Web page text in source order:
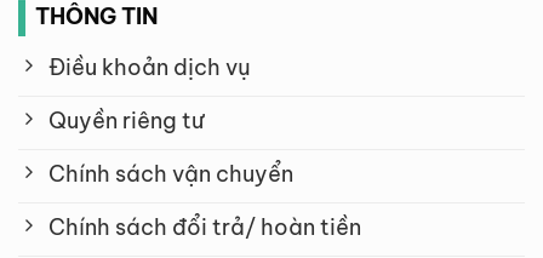
THÔNG TIN
Điều khoản dịch vụ
Quyền riêng tư
Chính sách vận chuyển
Chính sách đổi trả/ hoàn tiền